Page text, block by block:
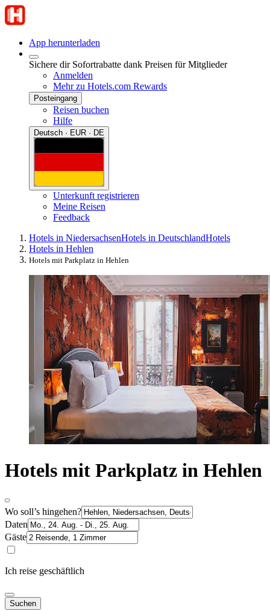
App herunterladen
Sichere dir Sofortrabatte dank Preisen für Mitglieder
Anmelden
Mehr zu Hotels.com Rewards
Posteingang
Reisen buchen
Hilfe
Deutsch · EUR · DE
Unterkunft registrieren
Meine Reisen
Feedback
Hotels in NiedersachsenHotels in DeutschlandHotels
Hotels in Hehlen
Hotels mit Parkplatz in Hehlen
Hotels mit Parkplatz in Hehlen
Wo soll’s hingehen?
Daten
Gäste
Ich reise geschäftlich
Suchen